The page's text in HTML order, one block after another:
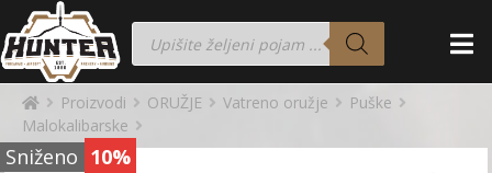
Proizvodi ORUŽJE Vatreno oružje
Puške
Malokalibarske
Sniženo 10%